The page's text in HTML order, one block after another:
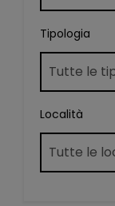
Tipologia
Località